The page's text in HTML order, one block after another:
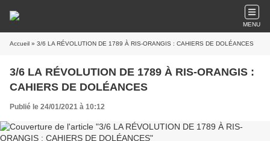
MENU
Accueil » 3/6 LA RÉVOLUTION DE 1789 À RIS-ORANGIS : CAHIERS DE DOLÉANCES
3/6 LA RÉVOLUTION DE 1789 À RIS-ORANGIS :
CAHIERS DE DOLÉANCES
Publié le 24/01/2021 à 10:12